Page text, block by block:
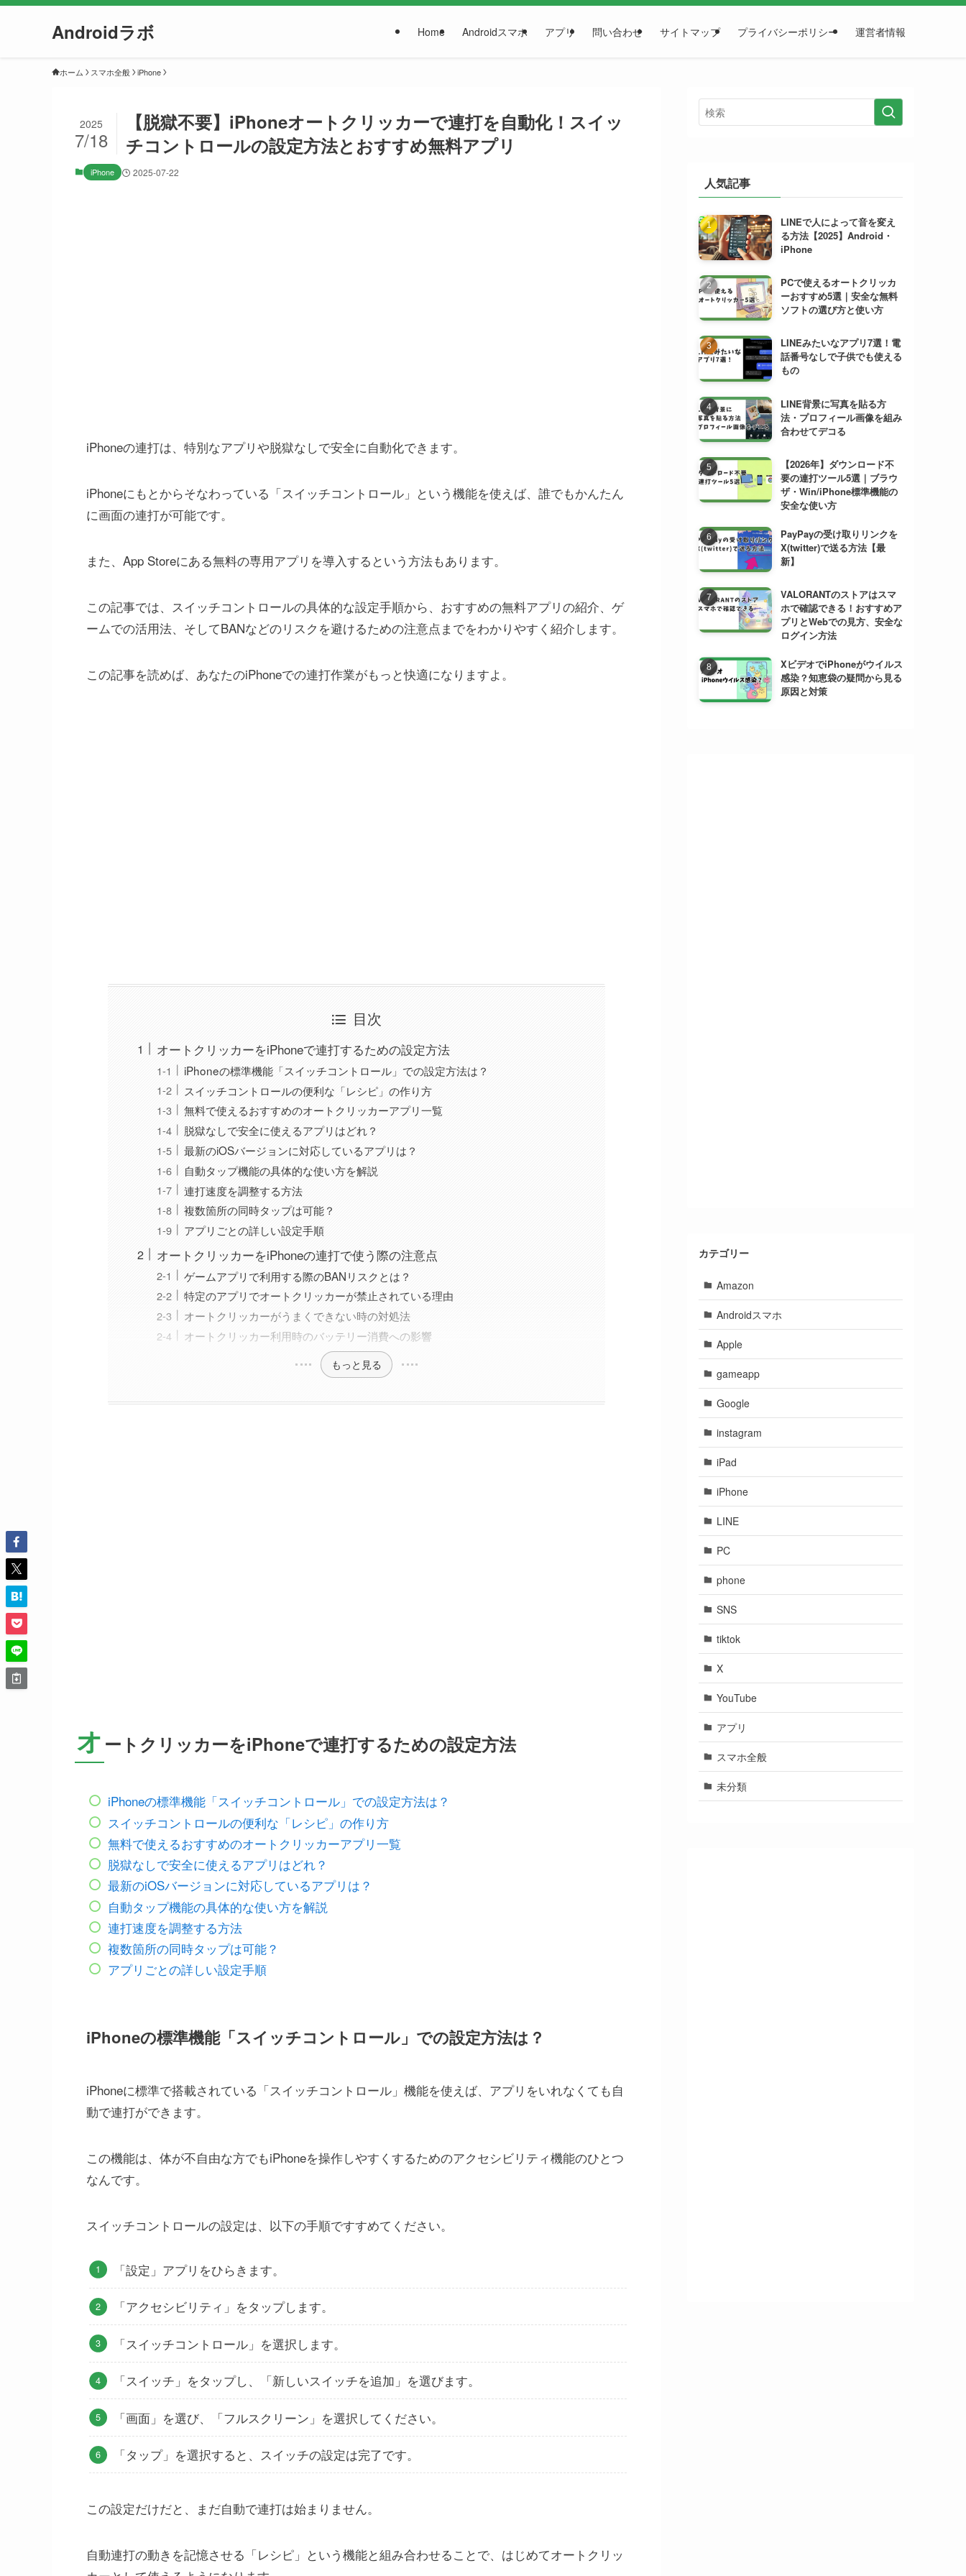
Androidラボ Home Androidスマホ アプリ 問い合わせ サイトマップ プライバシーポリシー 運営者情報
ホーム スマホ全般 iPhone
【脱獄不要】iPhoneオートクリッカーで連打を自動化！スイッ
チコントロールの設定方法とおすすめ無料アプリ
2025
7/18
iPhone 2025-07-22
iPhoneの連打は、特別なアプリや脱獄なしで安全に自動化できます。
iPhoneにもとからそなわっている「スイッチコントロール」という機能を使えば、誰でもかんたん
に画面の連打が可能です。
また、App Storeにある無料の専用アプリを導入するという方法もあります。
この記事では、スイッチコントロールの具体的な設定手順から、おすすめの無料アプリの紹介、ゲ
ームでの活用法、そしてBANなどのリスクを避けるための注意点までをわかりやすく紹介します。
この記事を読めば、あなたのiPhoneでの連打作業がもっと快適になりますよ。
目次
オートクリッカーをiPhoneで連打するための設定方法
iPhoneの標準機能「スイッチコントロール」での設定方法は？
スイッチコントロールの便利な「レシピ」の作り方
無料で使えるおすすめのオートクリッカーアプリ一覧
脱獄なしで安全に使えるアプリはどれ？
最新のiOSバージョンに対応しているアプリは？
自動タップ機能の具体的な使い方を解説
連打速度を調整する方法
複数箇所の同時タップは可能？
アプリごとの詳しい設定手順
オートクリッカーをiPhoneの連打で使う際の注意点
ゲームアプリで利用する際のBANリスクとは？
特定のアプリでオートクリッカーが禁止されている理由
オートクリッカーがうまくできない時の対処法
オートクリッカー利用時のバッテリー消費への影響
もっと見る
オ ートクリッカーをiPhoneで連打するための設定方法
iPhoneの標準機能「スイッチコントロール」での設定方法は？
スイッチコントロールの便利な「レシピ」の作り方
無料で使えるおすすめのオートクリッカーアプリ一覧
脱獄なしで安全に使えるアプリはどれ？
最新のiOSバージョンに対応しているアプリは？
自動タップ機能の具体的な使い方を解説
連打速度を調整する方法
複数箇所の同時タップは可能？
アプリごとの詳しい設定手順
iPhoneの標準機能「スイッチコントロール」での設定方法は？
iPhoneに標準で搭載されている「スイッチコントロール」機能を使えば、アプリをいれなくても自
動で連打ができます。
この機能は、体が不自由な方でもiPhoneを操作しやすくするためのアクセシビリティ機能のひとつ
なんです。
スイッチコントロールの設定は、以下の手順ですすめてください。
「設定」アプリをひらきます。
「アクセシビリティ」をタップします。
「スイッチコントロール」を選択します。
「スイッチ」をタップし、「新しいスイッチを追加」を選びます。
「画面」を選び、「フルスクリーン」を選択してください。
「タップ」を選択すると、スイッチの設定は完了です。
この設定だけだと、まだ自動で連打は始まりません。
自動連打の動きを記憶させる「レシピ」という機能と組み合わせることで、はじめてオートクリッ
人気記事
LINEで人によって音を変え
る方法【2025】Android・
iPhone
PCで使えるオートクリッカ
ーおすすめ5選｜安全な無料
ソフトの選び方と使い方
LINEみたいなアプリ7選！電
話番号なしで子供でも使える
もの
LINE背景に写真を貼る方
法・プロフィール画像を組み
合わせてデコる
【2026年】ダウンロード不
要の連打ツール5選｜ブラウ
ザ・Win/iPhone標準機能の
安全な使い方
PayPayの受け取りリンクを
X(twitter)で送る方法【最
新】
VALORANTのストアはスマ
ホで確認できる！おすすめア
プリとWebでの見方、安全な
ログイン方法
XビデオでiPhoneがウイルス
感染？知恵袋の疑問から見る
原因と対策
カテゴリー
Amazon
Androidスマホ
Apple
gameapp
Google
instagram
iPad
iPhone
LINE
PC
phone
SNS
tiktok
X
YouTube
アプリ
スマホ全般
未分類